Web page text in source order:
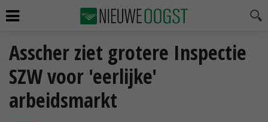
Asscher ziet grotere Inspectie
SZW voor 'eerlijke'
arbeidsmarkt